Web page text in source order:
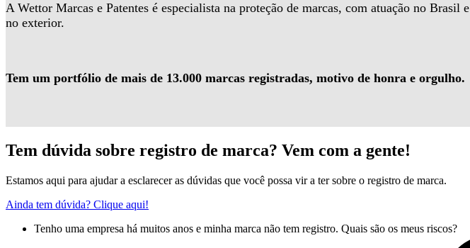
A Wettor Marcas e Patentes é especialista na proteção de marcas, com atuação no Brasil e
no exterior.
Tem um portfólio de mais de 13.000 marcas registradas, motivo de honra e orgulho.
Tem dúvida sobre registro de marca? Vem com a gente!
Estamos aqui para ajudar a esclarecer as dúvidas que você possa vir a ter sobre o registro de marca.
Ainda tem dúvida? Clique aqui!
Tenho uma empresa há muitos anos e minha marca não tem registro. Quais são os meus riscos?